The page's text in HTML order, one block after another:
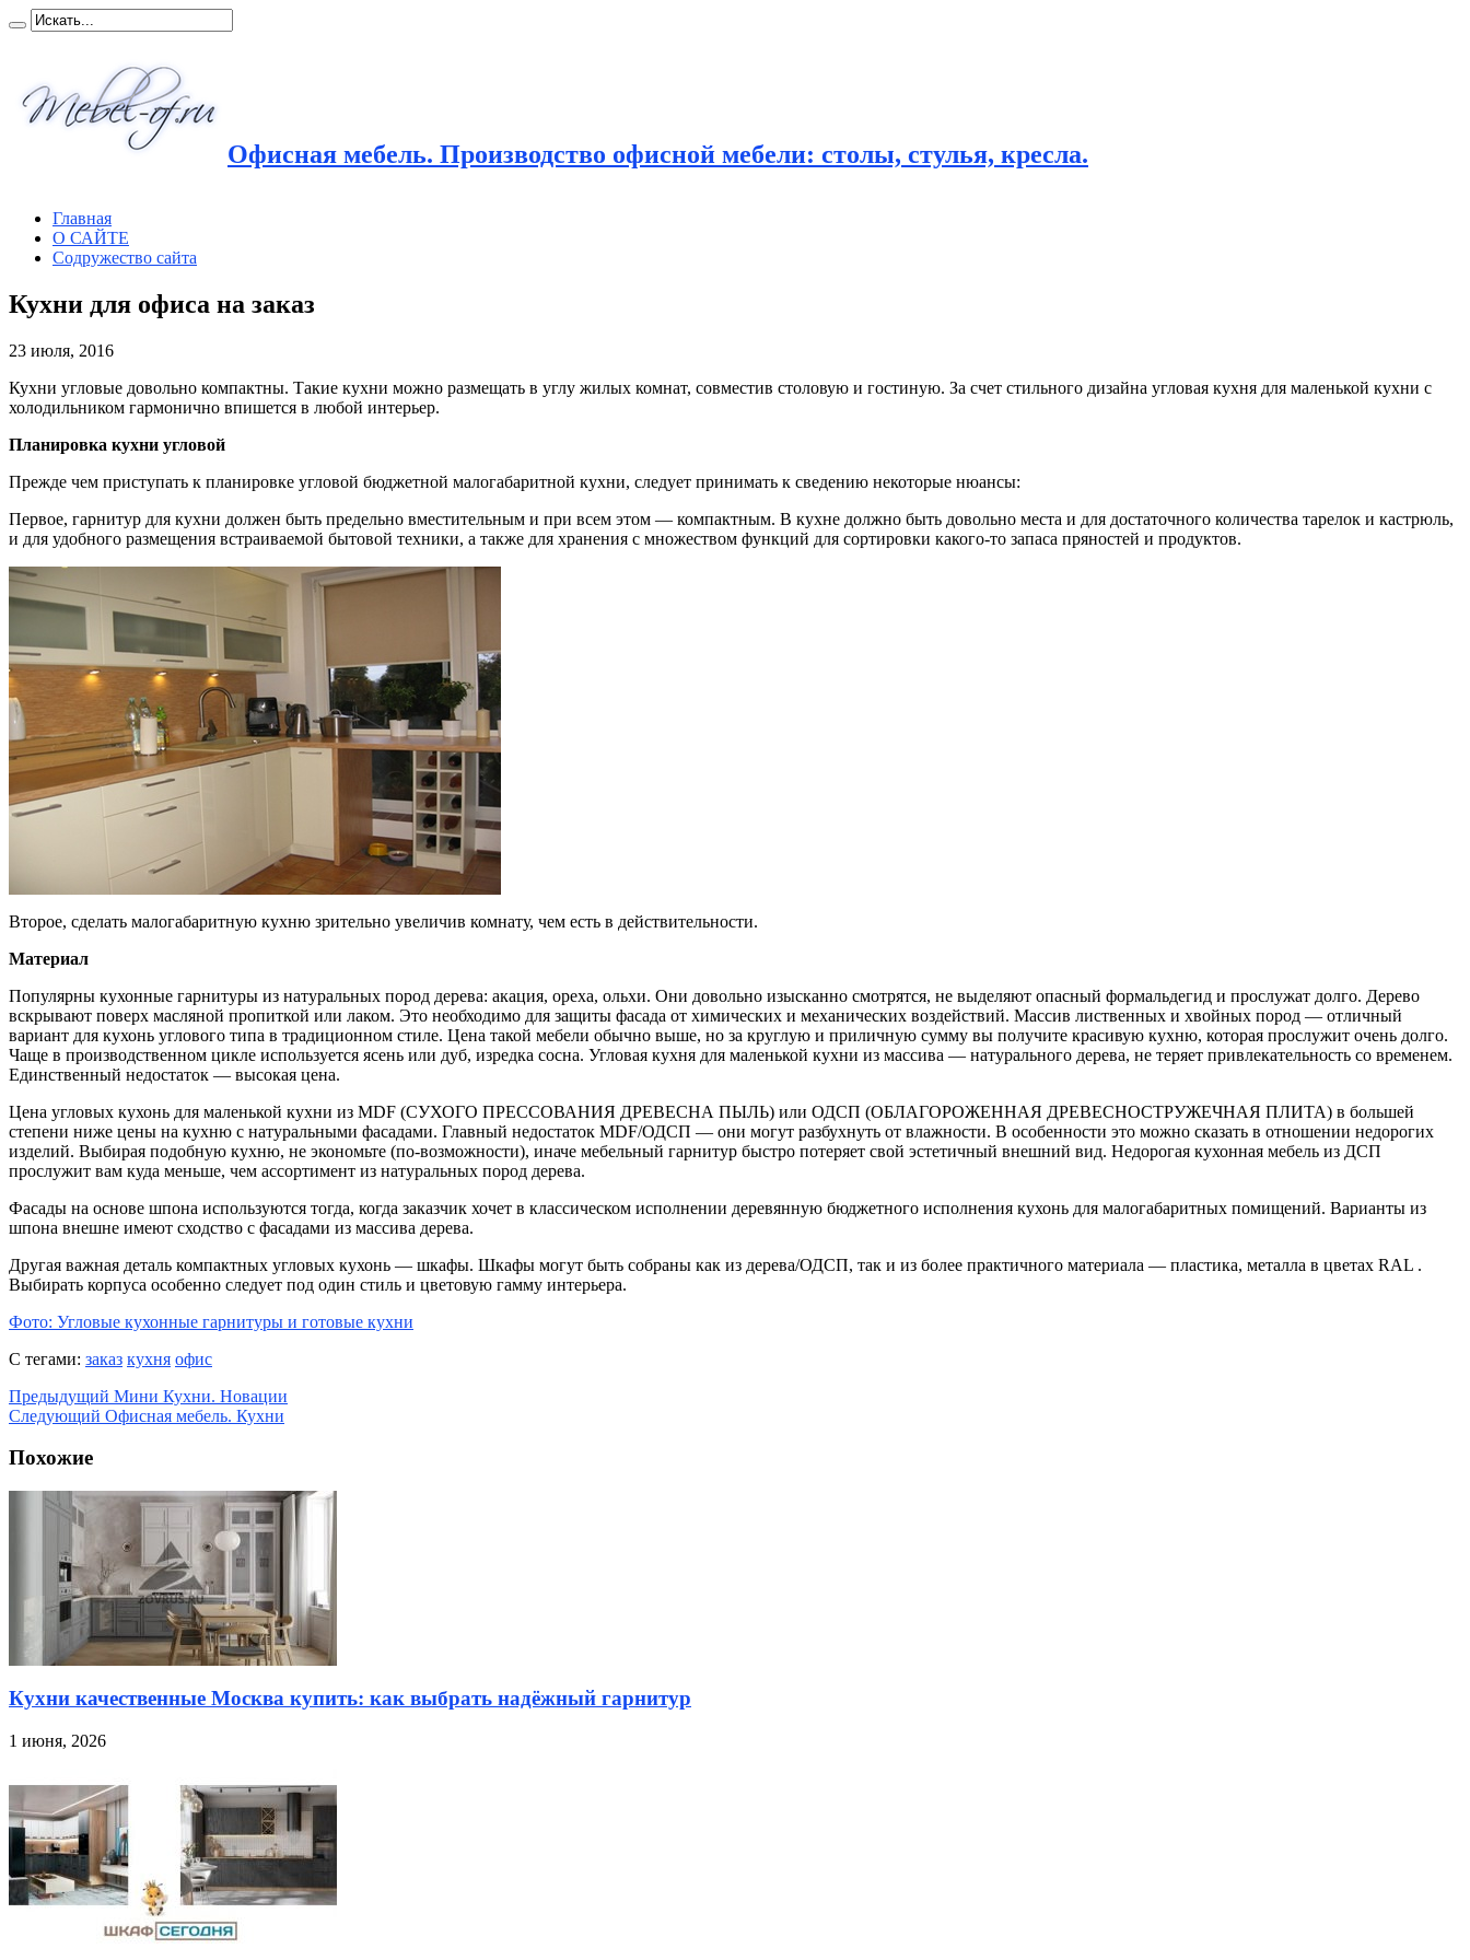
Офисная мебель. Производство офисной мебели: столы, стулья, кресла.
Главная
О САЙТЕ
Содружество сайта
Кухни для офиса на заказ
23 июля, 2016
Кухни угловые довольно компактны. Такие кухни можно размещать в углу жилых комнат, совместив столовую и гостиную. За счет стильного дизайна угловая кухня для маленькой кухни с
холодильником гармонично впишется в любой интерьер.
Планировка кухни угловой
Прежде чем приступать к планировке угловой бюджетной малогабаритной кухни, следует принимать к сведению некоторые нюансы:
Первое, гарнитур для кухни должен быть предельно вместительным и при всем этом — компактным. В кухне должно быть довольно места и для достаточного количества тарелок и кастрюль,
и для удобного размещения встраиваемой бытовой техники, а также для хранения с множеством функций для сортировки какого-то запаса пряностей и продуктов.
Второе, сделать малогабаритную кухню зрительно увеличив комнату, чем есть в действительности.
Материал
Популярны кухонные гарнитуры из натуральных пород дерева: акация, ореха, ольхи. Они довольно изысканно смотрятся, не выделяют опасный формальдегид и прослужат долго. Дерево
вскрывают поверх масляной пропиткой или лаком. Это необходимо для защиты фасада от химических и механических воздействий. Массив лиственных и хвойных пород — отличный
вариант для кухонь углового типа в традиционном стиле. Цена такой мебели обычно выше, но за круглую и приличную сумму вы получите красивую кухню, которая прослужит очень долго.
Чаще в производственном цикле используется ясень или дуб, изредка сосна. Угловая кухня для маленькой кухни из массива — натурального дерева, не теряет привлекательность со временем.
Единственный недостаток — высокая цена.
Цена угловых кухонь для маленькой кухни из MDF (СУХОГО ПРЕССОВАНИЯ ДРЕВЕСНА ПЫЛЬ) или ОДСП (ОБЛАГОРОЖЕННАЯ ДРЕВЕСНОСТРУЖЕЧНАЯ ПЛИТА) в большей
степени ниже цены на кухню с натуральными фасадами. Главный недостаток MDF/ОДСП — они могут разбухнуть от влажности. В особенности это можно сказать в отношении недорогих
изделий. Выбирая подобную кухню, не экономьте (по-возможности), иначе мебельный гарнитур быстро потеряет свой эстетичный внешний вид. Недорогая кухонная мебель из ДСП
прослужит вам куда меньше, чем ассортимент из натуральных пород дерева.
Фасады на основе шпона используются тогда, когда заказчик хочет в классическом исполнении деревянную бюджетного исполнения кухонь для малогабаритных помищений. Варианты из
шпона внешне имеют сходство с фасадами из массива дерева.
Другая важная деталь компактных угловых кухонь — шкафы. Шкафы могут быть собраны как из дерева/ОДСП, так и из более практичного материала — пластика, металла в цветах RAL .
Выбирать корпуса особенно следует под один стиль и цветовую гамму интерьера.
Фото: Угловые кухонные гарнитуры и готовые кухни
С тегами: заказ кухня офис
Предыдущий Мини Кухни. Новации
Следующий Офисная мебель. Кухни
Похожие
Кухни качественные Москва купить: как выбрать надёжный гарнитур
1 июня, 2026